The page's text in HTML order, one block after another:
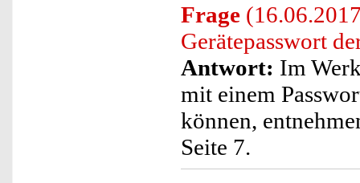
Frage
Gerätepasswort
Antwort: Im
mit einem
können,
Seite 7.